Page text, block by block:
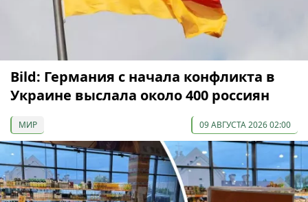
Bild: Германия с начала конфликта в
Украине выслала около 400 россиян
МИР 09 АВГУСТА 2026 02:00